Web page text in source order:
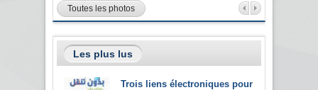
Toutes les photos
Les plus lus
Trois liens électroniques pour